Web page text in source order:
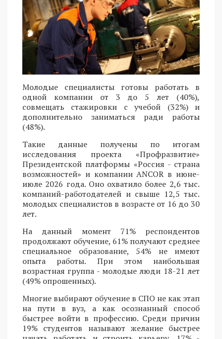
Молодые специалисты готовы работать в
одной компании от 3 до 5 лет (40%),
совмещать стажировки с учебой (32%) и
дополнительно заниматься ради работы
(48%).
Такие данные получены по итогам
исследования проекта «Профразвитие»
Президентской платформы «Россия - страна
возможностей» и компании ANCOR в июне-
июле 2026 года. Оно охватило более 2,6 тыс.
компаний-работодателей и свыше 12,5 тыс.
молодых специалистов в возрасте от 16 до 30
лет.
На данный момент 71% респондентов
продолжают обучение, 61% получают среднее
специальное образование, 54% не имеют
опыта работы. При этом наибольшая
возрастная группа - молодые люди 18-21 лет
(49% опрошенных).
Многие выбирают обучение в СПО не как этап
на пути в вуз, а как осознанный способ
быстрее войти в профессию. Среди причин
19% студентов называют желание быстрее